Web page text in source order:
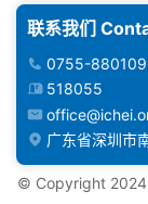
联系我们
0755-
518055
广东省深圳市
©️ Copyright 2024